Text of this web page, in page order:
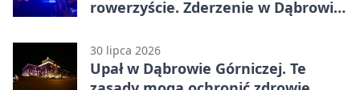
rowerzyście. Zderzenie w Dąbrowie
30 lipca 2026
Upał w Dąbrowie Górniczej. Te